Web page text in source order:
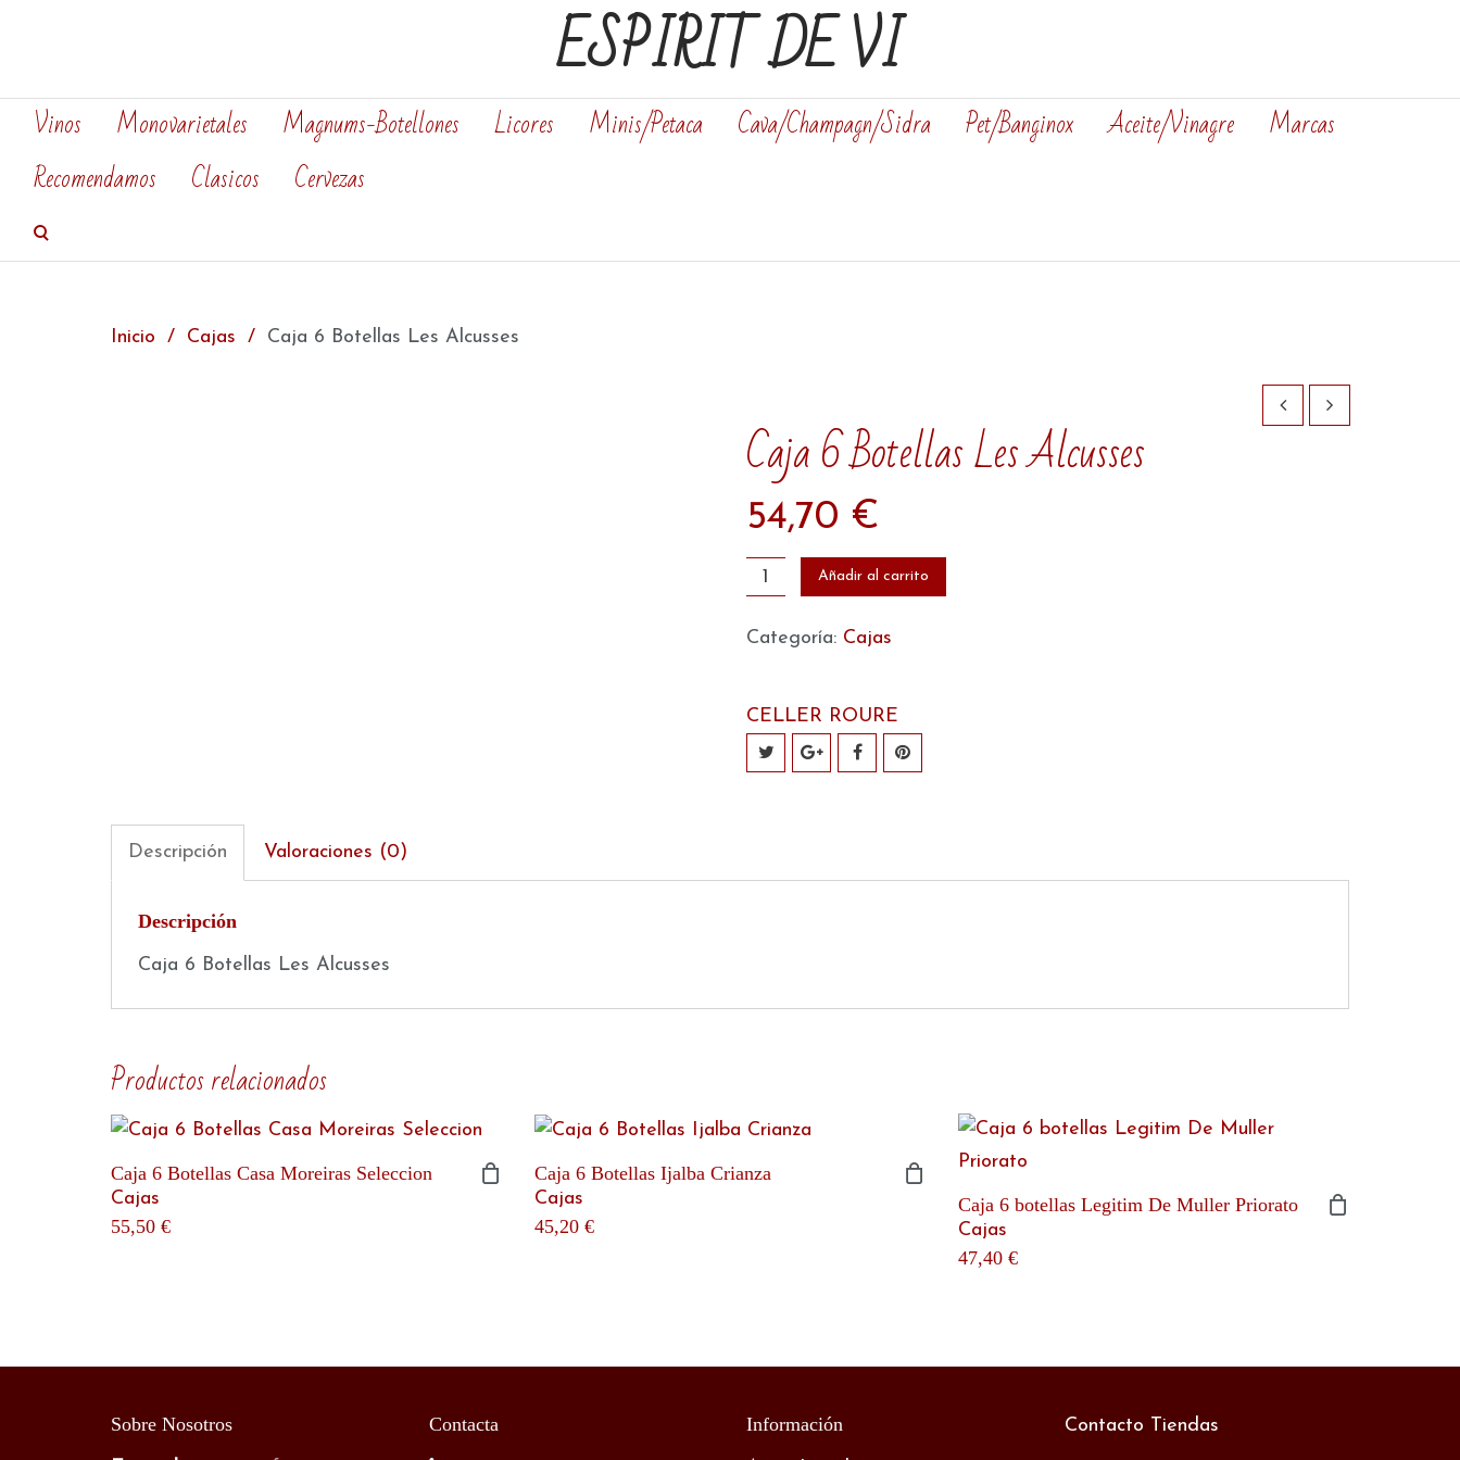
ESPIRIT DE VI
Vinos Monovarietales Magnums-Botellones Licores Minis/Petaca Cava/Champagn/Sidra Pet/Banginox Aceite/Vinagre
Marcas
Recomendamos
Clasicos Cervezas
Inicio Cajas Caja 6 Botellas Les Alcusses
Caja 6 Botellas Les Alcusses
54,70 €
Caja
Botellas
Alcusses
cantidad
Añadir al carrito
Categoría: Cajas
CELLER ROURE
Descripción Valoraciones (0)
Descripción
Caja 6 Botellas Les Alcusses
Productos relacionados
Caja 6 Botellas Casa Moreiras Seleccion
Cajas
55,50 €
Caja 6 Botellas Ijalba Crianza
Cajas
45,20 €
Caja 6 botellas Legitim De Muller Priorato
Cajas
47,40 €
Sobre Nosotros Contacta Información Contacto Tiendas